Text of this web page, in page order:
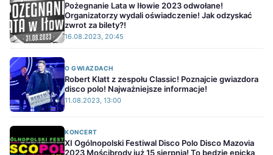
Pożegnanie Lata w Iłowie 2023 odwołane!
Organizatorzy wydali oświadczenie! Jak odzyskać
zwrot za bilety?!
16.08.2023, 20:45
O GWIAZDACH
Robert Klatt z zespołu Classic! Poznajcie gwiazdora
disco polo! Najważniejsze informacje!
11.08.2023, 13:00
KONCERT
XI Ogólnopolski Festiwal Disco Polo Disco Mazovia
2023 Mościbrody już 15 sierpnia! To będzie epicka